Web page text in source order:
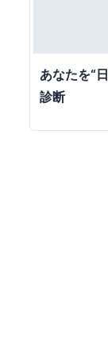
あなたを“
診断